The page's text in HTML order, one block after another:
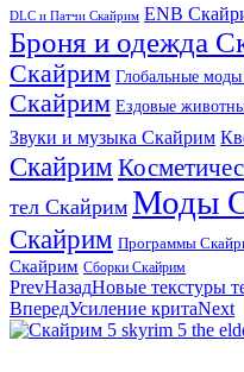
DLC и Патчи Скайрим ENB
Броня и одежда
Скайрим Глобальные
Скайрим Ездовые
Звуки и музыка Скайрим
Скайрим
тел Скайрим Моды
Скайрим Программы
Скайрим Сборки Скайрим
PrevНазадНовые текстуры
ВпередУсиление критаNext